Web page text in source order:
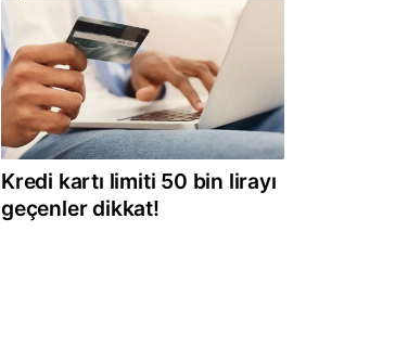
Kredi kartı limiti 50 bin lirayı
geçenler dikkat!